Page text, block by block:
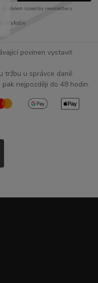
za účelem rozesílky newsletteru.
kdykoliv
povinen vystavit
tržbu u správce daně
nejpozději do 48 hodin.